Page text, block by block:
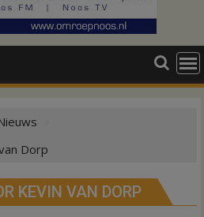
Dorp
KEVIN VAN DORP